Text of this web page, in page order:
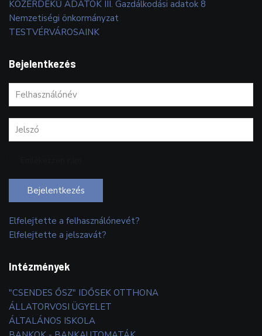
KÖZÉRDEKŰ ADATOK III. Gazdálkodási adatok 8
Nemzetiségi önkormányzat
TESTVÉRVÁROSAINK
Bejelentkezés
Bejelentkezés
Elfelejtette a felhasználónevét?
Elfelejtette a jelszavát?
Intézmények
"CSENDES ŐSZ" IDŐSEK OTTHONA
ÁLLATORVOSI ÜGYELET
ÁLTALÁNOS ISKOLA